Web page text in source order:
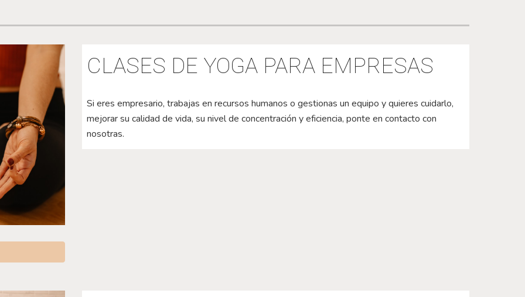
CLASES DE YOGA PARA EMPRESAS
Si eres empresario, trabajas en recursos humanos o gestionas un equipo y quieres cuidarlo,
mejorar su calidad de vida, su nivel de concentración y eficiencia, ponte en contacto con
nosotras.